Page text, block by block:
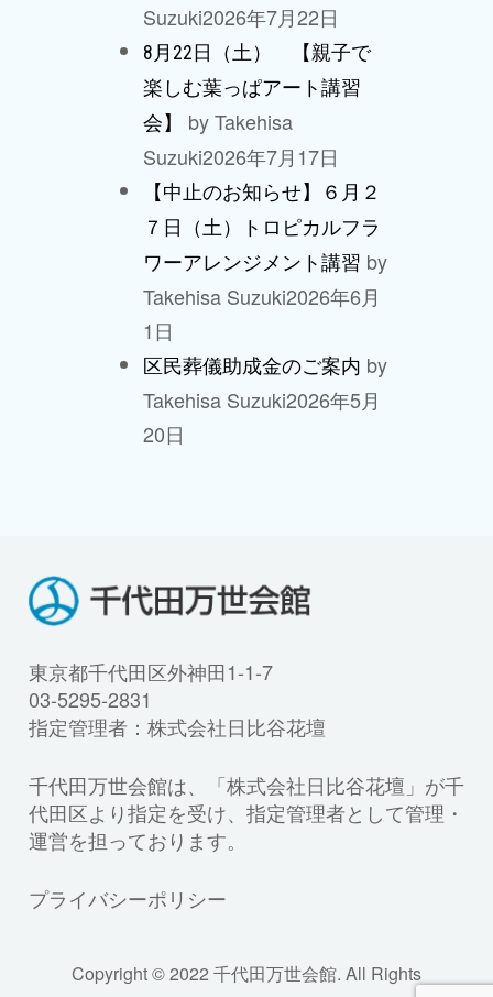
Suzuki2026年7月22日
8月22日（土） 【親子で
楽しむ葉っぱアート講習
会】
by Takehisa
Suzuki2026年7月17日
【中止のお知らせ】６月２
７日（土）トロピカルフラ
ワーアレンジメント講習 by
Takehisa Suzuki2026年6月
1日
区民葬儀助成金のご案内 by
Takehisa Suzuki2026年5月
20日
東京都千代田区外神田1-1-7
03-5295-2831
指定管理者：株式会社日比谷花壇
千代田万世会館は、「株式会社日比谷花壇」が千
代田区より指定を受け、指定管理者として管理・
運営を担っております。
プライバシーポリシー
Copyright © 2022 千代田万世会館. All Rights